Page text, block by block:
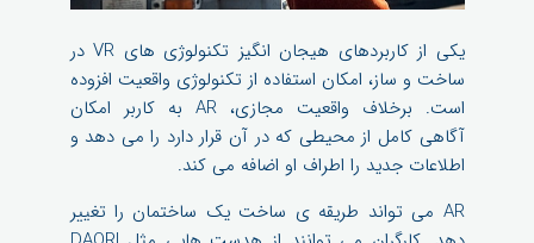
یکی از کاربردهای هیجان انگیز تکنولوژی های VR در
ساخت و ساز، امکان استفاده از تکنولوژی واقعیت افزوده
است. برخلاف واقعیت مجازی، AR به کاربر امکان
آگاهی کامل از محیطی که در آن قرار دارد را می دهد و
اطلاعات جدید را اطراف او اضافه می کند.
AR می تواند طریقه ی ساخت یک ساختمان را تغییر